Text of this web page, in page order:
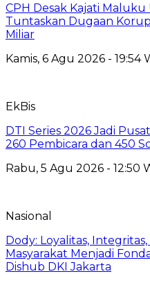
CPH Desak Kajati Maluku
Tuntaskan Dugaan
Miliar
Kamis, 6 Agu 2026 - 19:54
EkBis
DTI Series 2026 Jadi
260 Pembicara dan 450
Rabu, 5 Agu 2026 - 12:50
Nasional
Dody: Loyalitas,
Masyarakat Menjadi
Dishub DKI Jakarta